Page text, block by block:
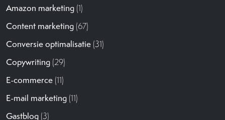
Amazon marketing (1)
Content marketing (67)
Conversie optimalisatie (31)
Copywriting (29)
E-commerce (11)
E-mail marketing (11)
Gastblog (3)